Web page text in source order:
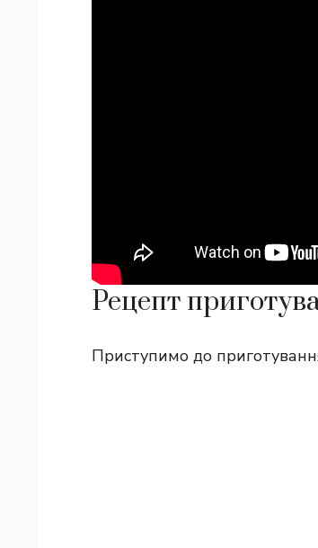
Рецепт
Приступимо до